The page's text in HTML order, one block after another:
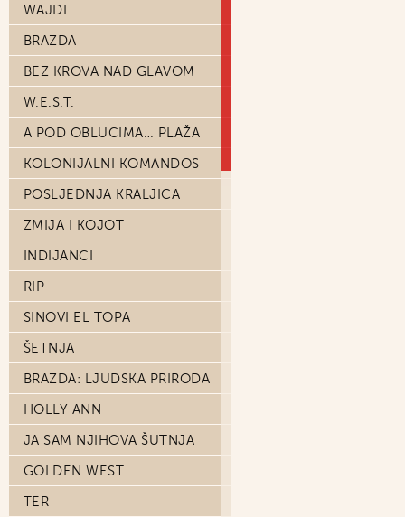
WAJDI
BRAZDA
BEZ KROVA NAD GLAVOM
W.E.S.T.
A POD OBLUCIMA… PLAŽA
KOLONIJALNI KOMANDOS
POSLJEDNJA KRALJICA
ZMIJA I KOJOT
INDIJANCI
RIP
SINOVI EL TOPA
ŠETNJA
BRAZDA: LJUDSKA PRIRODA
HOLLY ANN
JA SAM NJIHOVA ŠUTNJA
GOLDEN WEST
TER